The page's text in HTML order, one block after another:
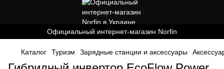
Официальный интернет-магазин Norfin
Каталог Туризм Зарядные станции и аксессуары